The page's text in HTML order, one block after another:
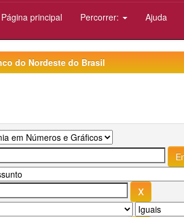
principal Percorrer: Ajuda
do Nordeste do Brasil